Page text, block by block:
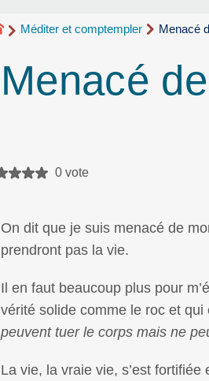
Méditer et comptempler Menacé
Menacé
0 vote
On dit que je suis menacé de
prendront pas la vie.
Il en faut beaucoup plus pour
vérité solide comme le roc et qui
peuvent tuer le corps mais ne
La vie, la vraie vie, s’est